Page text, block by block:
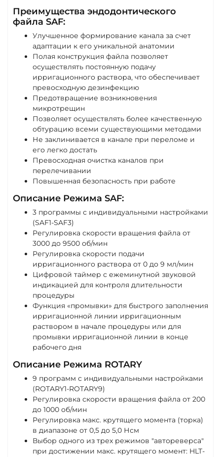
Преимущества эндодонтического
файла SAF:
Улучшенное формирование канала за счет
адаптации к его уникальной анатомии
Полая конструкция файла позволяет
осуществлять постоянную подачу
ирригационного раствора, что обеспечивает
превосходную дезинфекцию
Предотвращение возникновения
микротрещин
Позволяет осуществлять более качественную
обтурацию всеми существующими методами
Не заклинивается в канале при переломе и
его легко достать
Превосходная очистка каналов при
перелечивании
Повышенная безопасность при работе
Описание Режима SAF:
3 программы с индивидуальными настройками
(SAF1-SAF3)
Регулировка скорости вращения файла от
3000 до 9500 об/мин
Регулировка скорости подачи
ирригационного раствора от 0 до 9 мл/мин
Цифровой таймер с ежеминутной звуковой
индикацией для контроля длительности
процедуры
Функция «промывки» для быстрого заполнения
ирригационной линии ирригационным
раствором в начале процедуры или для
промывки ирригационной линии в конце
рабочего дня
Описание Режима ROTARY
9 программ с индивидуальными настройками
(ROTARY1-ROTARY9)
Регулировка скорости вращения файла от 200
до 1000 об/мин
Регулировка макс. крутящего момента (торка)
в диапазоне от 0,5 до 5,0 Нсм
Выбор одного из трех режимов "автореверса"
при достижении макс. крутящего момент: HLT-